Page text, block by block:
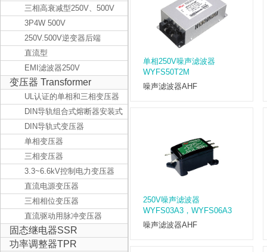
三相高衰减型250V、500V
3P4W 500V
250V.500V逆变器后端
直流型
EMI滤波器250V
变压器 Transformer
UL认证的单相和三相变压器
DIN导轨组合式熔断器安装式
变压器
DIN导轨式变压器
单相变压器
三相变压器
3.3~6.6kV控制电力变压器
直流电源变压器
三相相位变压器
直流驱动用脉冲变压器
固态继电器SSR
功率调整器TPR
单相250V噪声滤波器
WYFS50T2M
噪声滤波器AHF
250V噪声滤波器
WYFS03A3，WYFS06A3
噪声滤波器AHF